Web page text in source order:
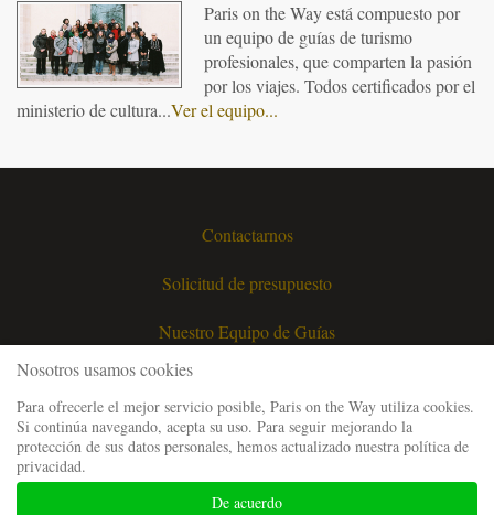
Paris on the Way está compuesto por
un equipo de guías de turismo
profesionales, que comparten la pasión
por los viajes. Todos certificados por el
ministerio de cultura...Ver el equipo...
Contactarnos
Solicitud de presupuesto
Nuestro Equipo de Guías
Preguntas Frecuentes
Menciones Legales
Condiciones Generales de Venta
Nosotros usamos cookies
Para ofrecerle el mejor servicio posible, Paris on the Way utiliza cookies.
Si continúa navegando, acepta su uso. Para seguir mejorando la
protección de sus datos personales, hemos actualizado nuestra política de
privacidad.
De acuerdo